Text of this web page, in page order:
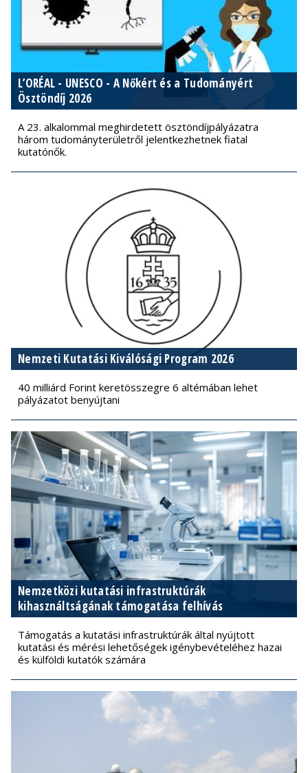
L’ORÉAL - UNESCO - A Nőkért és a Tudományért
Ösztöndíj 2026
A 23. alkalommal meghirdetett ösztöndíjpályázatra
három tudományterületről jelentkezhetnek fiatal
kutatónők.
Nemzeti Kutatási Kiválósági Program 2026
40 milliárd Forint keretösszegre 6 altémában lehet
pályázatot benyújtani
Nemzetközi kutatási infrastruktúrák
kihasználtságának támogatása felhívás
Támogatás a kutatási infrastruktúrák által nyújtott
kutatási és mérési lehetőségek igénybevételéhez hazai
és külföldi kutatók számára